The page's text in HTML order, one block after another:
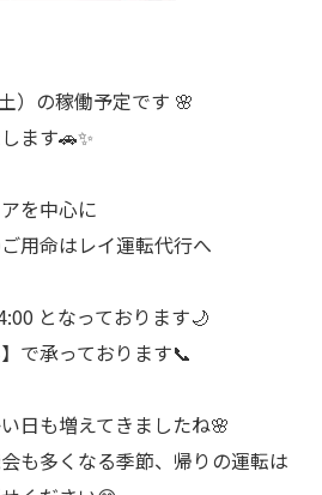
）の稼働予定です 🌸
ます🚗✨
を中心に
用命はレイ運転代行へ
となっております🌙
で承っております📞
日も増えてきましたね🌸
も多くなる季節、帰りの運転は